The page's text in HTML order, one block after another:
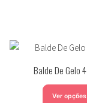
Balde De Gelo
Ver opções